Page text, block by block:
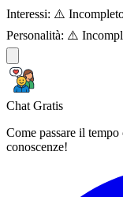
Interessi: ⚠️
Personalità: ⚠️
Chat Gratis
Come passare il
conoscenze!